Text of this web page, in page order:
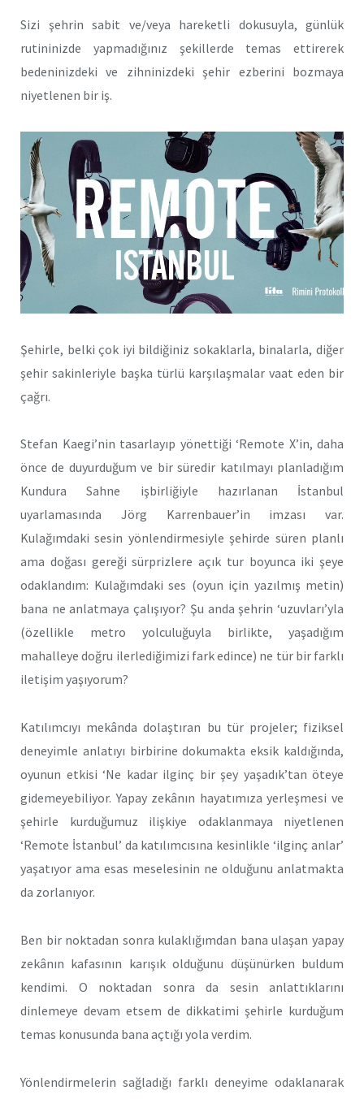
Sizi şehrin sabit ve/veya hareketli dokusuyla, günlük
rutininizde yapmadığınız şekillerde temas ettirerek
bedeninizdeki ve zihninizdeki şehir ezberini bozmaya
niyetlenen bir iş.
Şehirle, belki çok iyi bildiğiniz sokaklarla, binalarla, diğer
şehir sakinleriyle başka türlü karşılaşmalar vaat eden bir
çağrı.
Stefan Kaegi’nin tasarlayıp yönettiği ‘Remote X’in, daha
önce de duyurduğum ve bir süredir katılmayı planladığım
Kundura Sahne işbirliğiyle hazırlanan İstanbul
uyarlamasında Jörg Karrenbauer’in imzası var.
Kulağımdaki sesin yönlendirmesiyle şehirde süren planlı
ama doğası gereği sürprizlere açık tur boyunca iki şeye
odaklandım: Kulağımdaki ses (oyun için yazılmış metin)
bana ne anlatmaya çalışıyor? Şu anda şehrin ‘uzuvları’yla
(özellikle metro yolculuğuyla birlikte, yaşadığım
mahalleye doğru ilerlediğimizi fark edince) ne tür bir farklı
iletişim yaşıyorum?
Katılımcıyı mekânda dolaştıran bu tür projeler; fiziksel
deneyimle anlatıyı birbirine dokumakta eksik kaldığında,
oyunun etkisi ‘Ne kadar ilginç bir şey yaşadık’tan öteye
gidemeyebiliyor. Yapay zekânın hayatımıza yerleşmesi ve
şehirle kurduğumuz ilişkiye odaklanmaya niyetlenen
‘Remote İstanbul’ da katılımcısına kesinlikle ‘ilginç anlar’
yaşatıyor ama esas meselesinin ne olduğunu anlatmakta
da zorlanıyor.
Ben bir noktadan sonra kulaklığımdan bana ulaşan yapay
zekânın kafasının karışık olduğunu düşünürken buldum
kendimi. O noktadan sonra da sesin anlattıklarını
dinlemeye devam etsem de dikkatimi şehirle kurduğum
temas konusunda bana açtığı yola verdim.
Yönlendirmelerin sağladığı farklı deneyime odaklanarak